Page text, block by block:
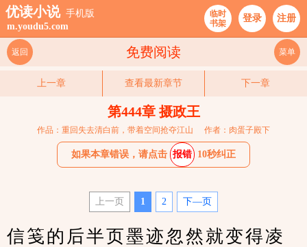
优读小说 手机版
m.youdu5.com
临时
书架
登录 注册
免费阅读
返回 菜单
上一章 查看最新章节 下一章
第444章 摄政王
作品：重回失去清白前，带着空间抢夺江山 作者：肉蛋子殿下
如果本章错误，请点击 报错 10秒纠正
上一页 1 2 下—页
信笺的后半页墨迹忽然就变得凌